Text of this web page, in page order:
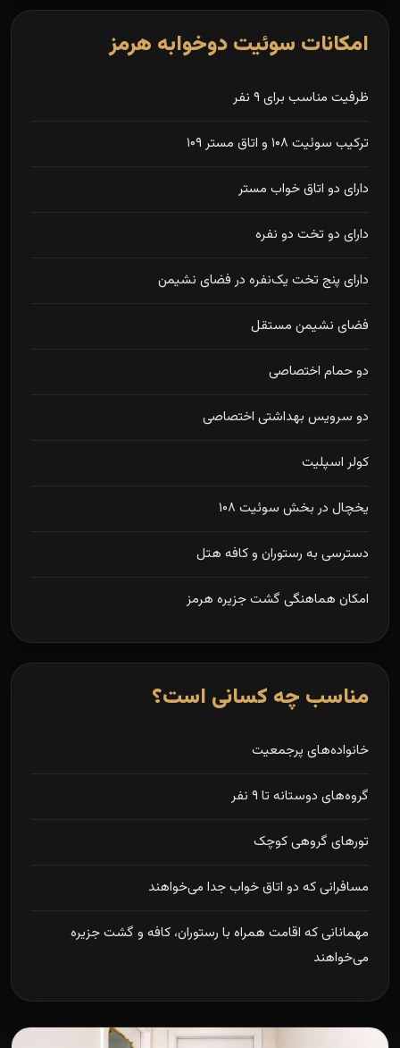
امکانات سوئیت دوخوابه هرمز
ظرفیت مناسب برای ۹ نفر
ترکیب سوئیت ۱۰۸ و اتاق مستر ۱۰۹
دارای دو اتاق خواب مستر
دارای دو تخت دو نفره
دارای پنج تخت یک‌نفره در فضای نشیمن
فضای نشیمن مستقل
دو حمام اختصاصی
دو سرویس بهداشتی اختصاصی
کولر اسپلیت
یخچال در بخش سوئیت ۱۰۸
دسترسی به رستوران و کافه هتل
امکان هماهنگی گشت جزیره هرمز
مناسب چه کسانی است؟
خانواده‌های پرجمعیت
گروه‌های دوستانه تا ۹ نفر
تورهای گروهی کوچک
مسافرانی که دو اتاق خواب جدا می‌خواهند
مهمانانی که اقامت همراه با رستوران، کافه و گشت جزیره
می‌خواهند